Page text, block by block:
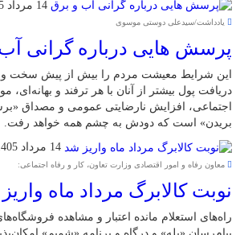
14 مرداد 1405
یادداشت/سیدعلی دوستی موسوی
پرسش هایی درباره گرانی
این شرایط معیشت مردم را بیش از پیش سخت
دریافت پول بیشتر از آنان با هر ترفند و
اجتماعی، افزایش نارضایتی عمومی و مصداق
بریدن» است که دودش به چشم همه خواهد رفت.
14 مرداد 1405
معاون رفاه و امور اقتصادی وزارت تعاون، کار و رفاه اجتماعی:
نوبت کالابرگ مرداد ماه
راه‌های استعلام مانده اعتبار و مشاهده